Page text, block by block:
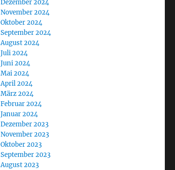
Dezember 2024
November 2024
Oktober 2024
September 2024
August 2024
Juli 2024
Juni 2024
Mai 2024
April 2024
März 2024
Februar 2024
Januar 2024
Dezember 2023
November 2023
Oktober 2023
September 2023
August 2023